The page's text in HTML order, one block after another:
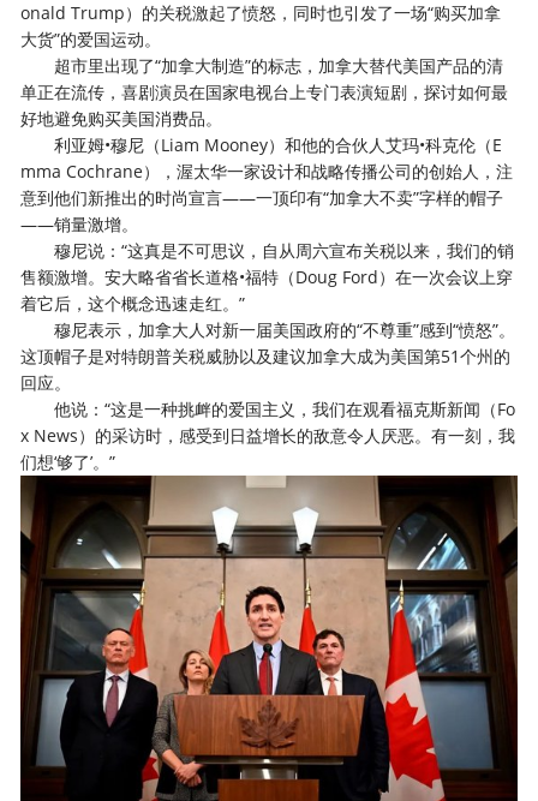
onald Trump）的关税激起了愤怒，同时也引发了一场“购买加拿
大货”的爱国运动。
超市里出现了“加拿大制造”的标志，加拿大替代美国产品的清
单正在流传，喜剧演员在国家电视台上专门表演短剧，探讨如何最
好地避免购买美国消费品。
利亚姆•穆尼（Liam Mooney）和他的合伙人艾玛•科克伦（E
mma Cochrane），渥太华一家设计和战略传播公司的创始人，注
意到他们新推出的时尚宣言——一顶印有“加拿大不卖”字样的帽子
——销量激增。
穆尼说：“这真是不可思议，自从周六宣布关税以来，我们的销
售额激增。安大略省省长道格•福特（Doug Ford）在一次会议上穿
着它后，这个概念迅速走红。”
穆尼表示，加拿大人对新一届美国政府的“不尊重”感到“愤怒”。
这顶帽子是对特朗普关税威胁以及建议加拿大成为美国第51个州的
回应。
他说：“这是一种挑衅的爱国主义，我们在观看福克斯新闻（Fo
x News）的采访时，感受到日益增长的敌意令人厌恶。有一刻，我
们想‘够了’。”